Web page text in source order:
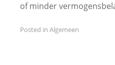
of minder
Posted in Algemeen